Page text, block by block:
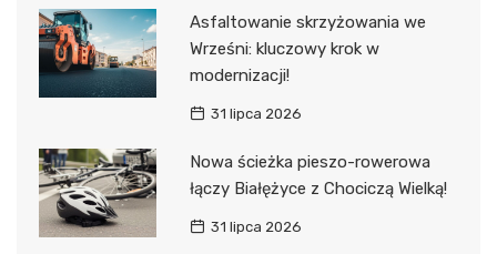
Asfaltowanie skrzyżowania we
Wrześni: kluczowy krok w
modernizacji!
31 lipca 2026
Nowa ścieżka pieszo-rowerowa
łączy Białężyce z Chociczą Wielką!
31 lipca 2026